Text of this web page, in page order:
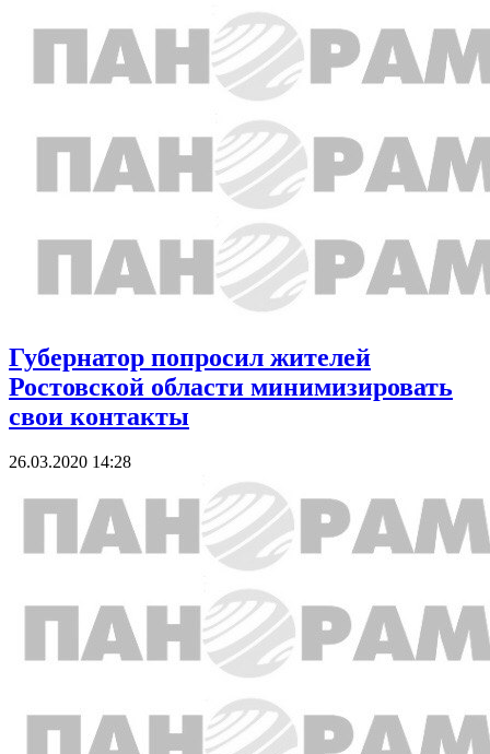
Губернатор попросил жителей
Ростовской области минимизировать
свои контакты
26.03.2020 14:28